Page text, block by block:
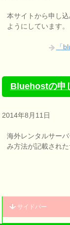
本サイトから申し
ようにしています
「
Bluehostの申
2014年8月11日
海外レンタルサー
み方法が記載され
サイドバー